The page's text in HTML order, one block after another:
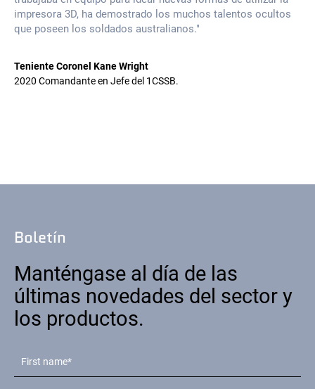
impresora 3D, ha demostrado los muchos talentos ocultos
que poseen los soldados australianos."
Teniente Coronel Kane Wright
2020 Comandante en Jefe del 1CSSB.
Boletín
Manténgase al día de las
últimas novedades del sector y
los productos.